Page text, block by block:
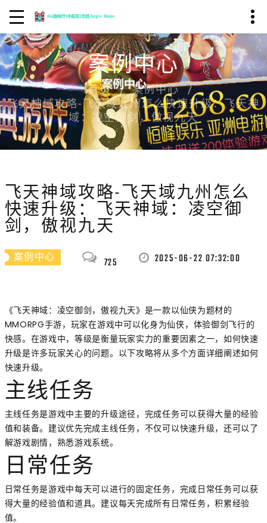
案例中心
首页
案例中心
飞天神域攻略-飞天域九州怎么快速升级：飞天神
域：凌空御剑，傲视九天
飞天神域攻略-飞天域九州怎么
快速升级：飞天神域：凌空御
剑，傲视九天
案例中心 725 2025-06-22 07:32:00
《飞天神域：凌空御剑，傲视九天》是一款以仙侠为题材的
MMORPG手游，玩家在游戏中可以化身为仙侠，体验御剑飞行的
快感。在游戏中，等级是衡量玩家实力的重要因素之一，如何快速
升级是许多玩家关心的问题。以下攻略将从多个方面详细阐述如何
快速升级。
主线任务
主线任务是游戏中主要的升级途径，完成任务可以获得大量的经验
值和装备。建议优先完成主线任务，不仅可以快速升级，还可以了
解游戏剧情，熟悉游戏系统。
日常任务
日常任务是游戏中每天可以进行的固定任务，完成日常任务可以获
得大量的经验值和道具。建议每天完成所有日常任务，积累经验
值。